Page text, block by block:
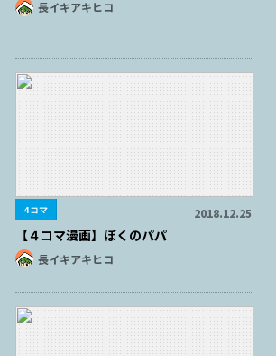
長イキアキヒコ
4コマ 2018.12.25
【４コマ漫画】ぼくのパパ
長イキアキヒコ